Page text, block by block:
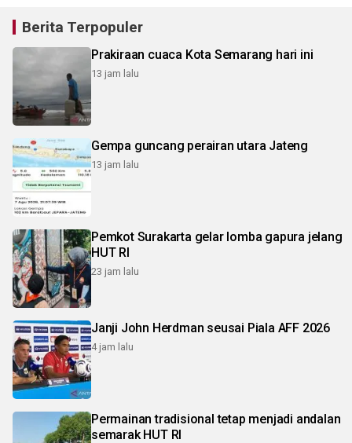
Berita Terpopuler
Prakiraan cuaca Kota Semarang hari ini
13 jam lalu
Gempa guncang perairan utara Jateng
13 jam lalu
Pemkot Surakarta gelar lomba gapura jelang
HUT RI
23 jam lalu
Janji John Herdman seusai Piala AFF 2026
4 jam lalu
Permainan tradisional tetap menjadi andalan
semarak HUT RI